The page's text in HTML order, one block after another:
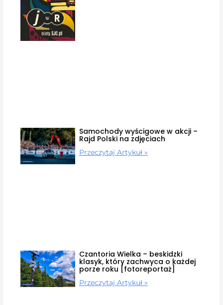
Samochody wyścigowe w akcji –
Rajd Polski na zdjęciach
Przeczytaj Artykuł »
Czantoria Wielka – beskidzki
klasyk, który zachwyca o każdej
porze roku [fotoreportaż]
Przeczytaj Artykuł »